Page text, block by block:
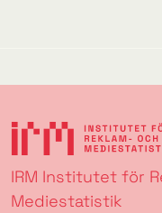
IRM Institutet för
Mediestatistik